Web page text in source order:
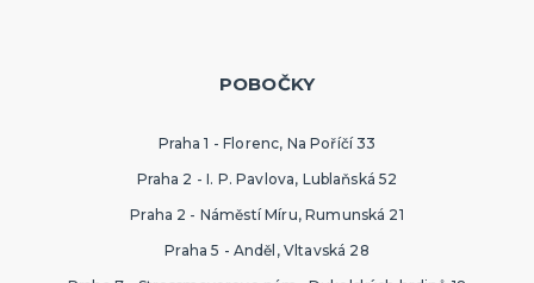
POBOČKY
Praha 1 - Florenc, Na Poříčí 33
Praha 2 - I. P. Pavlova, Lublaňská 52
Praha 2 - Náměstí Míru, Rumunská 21
Praha 5 - Anděl, Vltavská 28